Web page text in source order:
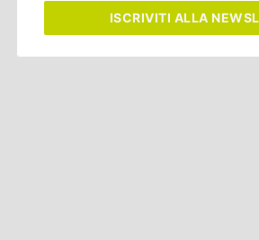
ISCRIVITI ALLA